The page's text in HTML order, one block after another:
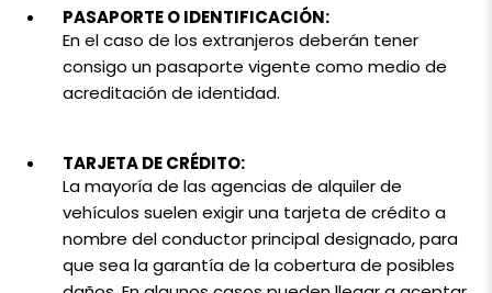
PASAPORTE O IDENTIFICACIÓN:
En el caso de los extranjeros deberán tener
consigo un pasaporte vigente como medio de
acreditación de identidad.
TARJETA DE CRÉDITO:
La mayoría de las agencias de alquiler de
vehículos suelen exigir una tarjeta de crédito a
nombre del conductor principal designado, para
que sea la garantía de la cobertura de posibles